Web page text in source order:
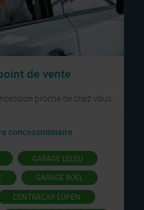
de vente
proche de chez vous.
concessionnaire
GARAGE LELEU
GARAGE BOEL
CENTRACAR EUPEN